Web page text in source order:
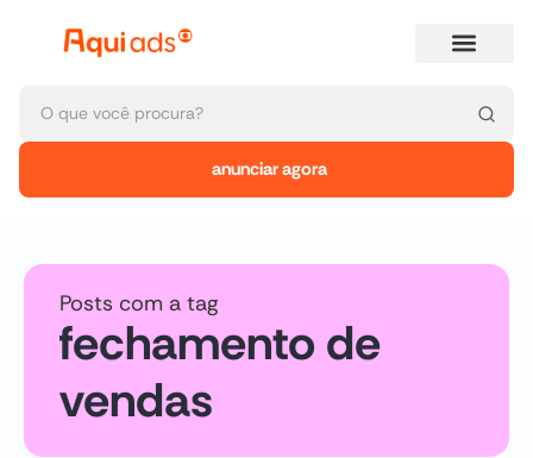
anunciar agora
Posts com a tag
fechamento de
vendas